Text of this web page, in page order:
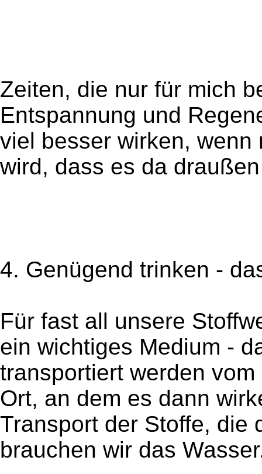
Zeiten, die nur für mich
Entspannung und
viel besser wirken,
wird, dass es da
4. Genügend trinken -
Für fast all unsere
ein wichtiges Medium -
transportiert werden
Ort, an dem es dann
Transport der Stoffe, die
brauchen wir das